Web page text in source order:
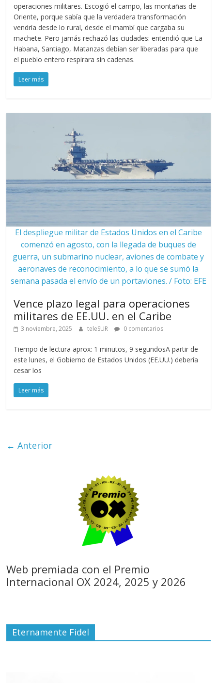
operaciones militares. Escogió el campo, las montañas de
Oriente, porque sabía que la verdadera transformación
vendría desde lo rural, desde el mambí que cargaba su
machete. Pero jamás rechazó las ciudades: entendió que La
Habana, Santiago, Matanzas debían ser liberadas para que
el pueblo entero respirara sin cadenas.
Leer más
El despliegue militar de Estados Unidos en el Caribe
comenzó en agosto, con la llegada de buques de
guerra, un submarino nuclear, aviones de combate y
aeronaves de reconocimiento, a lo que se sumó la
semana pasada el envío de un portaviones. / Foto: EFE
Vence plazo legal para operaciones
militares de EE.UU. en el Caribe
3 noviembre, 2025 teleSUR 0 comentarios
Tiempo de lectura aprox: 1 minutos, 9 segundosA partir de
este lunes, el Gobierno de Estados Unidos (EE.UU.) debería
cesar los
Leer más
← Anterior
Web premiada con el Premio
Internacional OX 2024, 2025 y 2026
Eternamente Fidel